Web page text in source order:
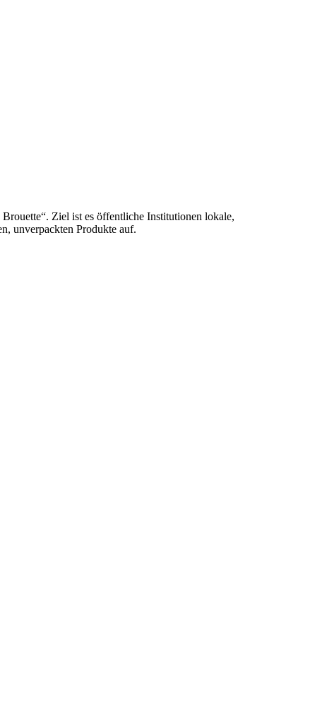
Ziel ist es öffentliche Institutionen lokale,
unverpackten Produkte auf.